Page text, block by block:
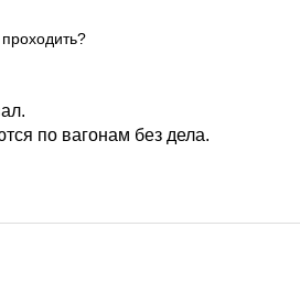
по вагонам без дела.